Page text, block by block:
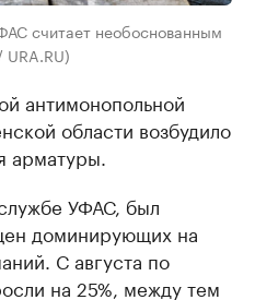
считает необоснованным
антимонопольной
области возбудило
арматуры.
УФАС, был
доминирующих на
С августа по
на 25%, между тем